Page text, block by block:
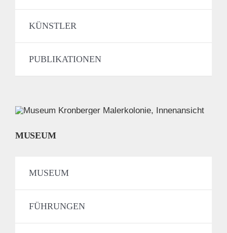
KÜNSTLER
PUBLIKATIONEN
MUSEUM
MUSEUM
FÜHRUNGEN